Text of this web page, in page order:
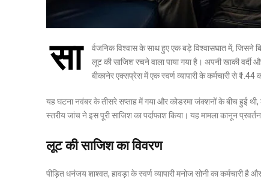
सा
र्वजनिक विश्वास के साथ हुए एक बड़े विश्वासघात में, जिसने
लूट की साजिश रचने वाला पाया गया है। अपनी खाकी वर्दी
बीकानेर एक्सप्रेस में एक स्वर्ण व्यापारी के कर्मचारी से
यह घटना नवंबर के तीसरे सप्ताह में गया और कोडरमा जंक्शनों के बीच हुई
स्तरीय जांच ने इस पूरी साजिश का पर्दाफाश किया। यह मामला कानून
लूट की साजिश का विवरण
पीड़ित धनंजय शाश्वत, हावड़ा के स्वर्ण व्यापारी मनोज सोनी का कर्मचारी